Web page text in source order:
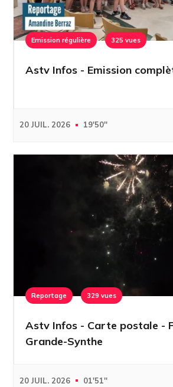
Emission régulière 325 vues
Astv Infos - Emission
20 JUIL. 2026 19'50''
Reportage 329 vues
Astv Infos - Carte postale -
Grande-Synthe
20 JUIL. 2026 01'51''